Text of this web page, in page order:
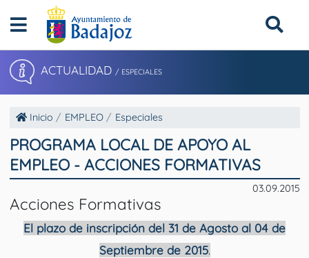
ACTUALIDAD / ESPECIALES
Inicio EMPLEO Especiales
PROGRAMA LOCAL DE APOYO AL
EMPLEO - ACCIONES FORMATIVAS
03.09.2015
Acciones Formativas
El plazo de inscripción del 31 de Agosto al 04 de
Septiembre de 2015.